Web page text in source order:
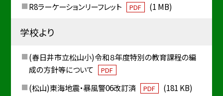
R8ラーケーションリーフレット
PDF (1 MB)
学校より
(春日井市立松山小)令和８年度特別の教育課程の編
成の方針等について
PDF
(松山)東海地震・暴風警06改訂済 PDF
(181 KB)